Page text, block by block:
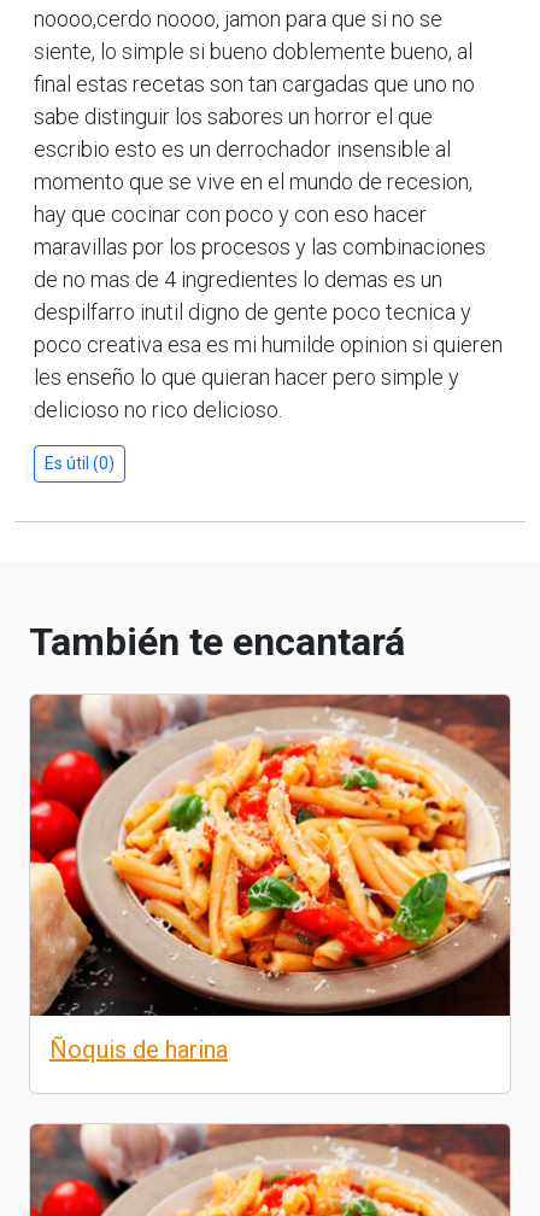
noooo,cerdo noooo, jamon para que si no se
siente, lo simple si bueno doblemente bueno, al
final estas recetas son tan cargadas que uno no
sabe distinguir los sabores un horror el que
escribio esto es un derrochador insensible al
momento que se vive en el mundo de recesion,
hay que cocinar con poco y con eso hacer
maravillas por los procesos y las combinaciones
de no mas de 4 ingredientes lo demas es un
despilfarro inutil digno de gente poco tecnica y
poco creativa esa es mi humilde opinion si quieren
les enseño lo que quieran hacer pero simple y
delicioso no rico delicioso.
Es útil (0)
También te encantará
Ñoquis de harina